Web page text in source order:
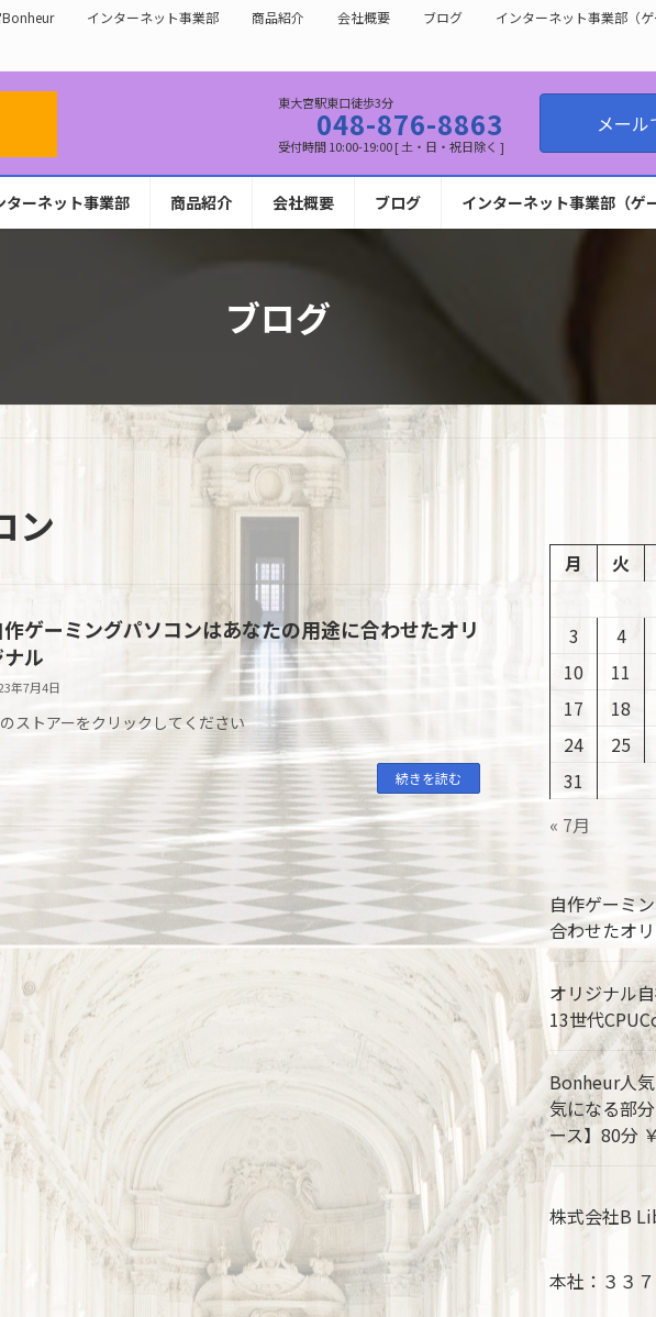
インターネット事業部 商品紹介 会社概要 ブログ インターネット事業部（ゲ
東大宮駅東口徒歩3分
048-876-8863
受付時間 10:00-19:00 [ 土・日・祝日除く ]
メー
ターネット事業部 商品紹介 会社概要 ブログ インターネット事業部（ゲ
ブログ
ン
作ゲーミングパソコンはあなたの用途に合わせたオリ
ル
年7月4日
のストアーをクリックしてください
続きを読む
月
火
3
4
10
11
17
18
24
25
31
« 7月
自作ゲーミ
合わせたオ
オリジナル
13世代
Bonheur人
気になる部
ース】80分
株式会社B
本社：３３